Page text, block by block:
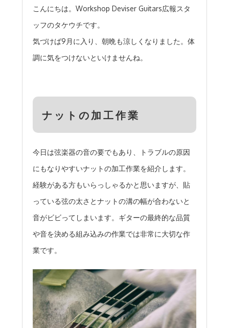
こんにちは。Workshop Deviser Guitars広報スタ
ッフのタケウチです。
気づけば9月に入り、朝晩も涼しくなりました。体
調に気をつけないといけませんね。
ナットの加工作業
今日は弦楽器の音の要でもあり、トラブルの原因
にもなりやすいナットの加工作業を紹介します。
経験がある方もいらっしゃるかと思いますが、貼
っている弦の太さとナットの溝の幅が合わないと
音がビビってしまいます。ギターの最終的な品質
や音を決める組み込みの作業では非常に大切な作
業です。